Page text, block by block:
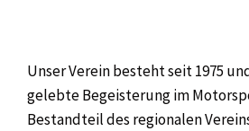
Unser Verein besteht seit 1975
gelebte Begeisterung im
Bestandteil des regionalen